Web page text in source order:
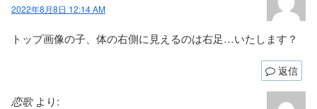
2022年8月8日 12:14 AM
トップ画像の子、体の右側に見えるのは右足…いたします？
返信
恋歌 より: